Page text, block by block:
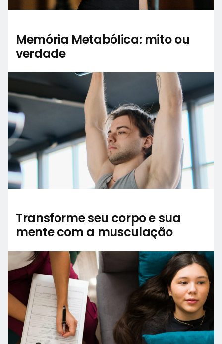
Memória Metabólica: mito ou
verdade
Transforme seu corpo e sua
mente com a musculação